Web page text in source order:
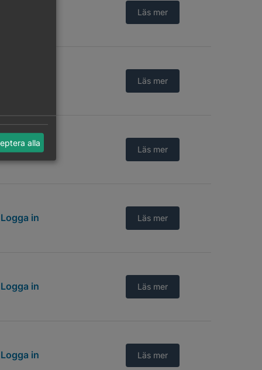
Läs mer
Läs mer
Logga in Läs mer
Logga in Läs mer
Logga in Läs mer
Logga in Läs mer
alla